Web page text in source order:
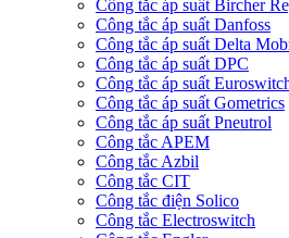
Công tắc áp suất Bircher
Công tắc áp suất Danfoss
Công tắc áp suất Delta
Công tắc áp suất DPC
Công tắc áp suất
Công tắc áp suất Gometrics
Công tắc áp suất Pneutrol
Công tắc APEM
Công tắc Azbil
Công tắc CIT
Công tắc điện Solico
Công tắc Electroswitch